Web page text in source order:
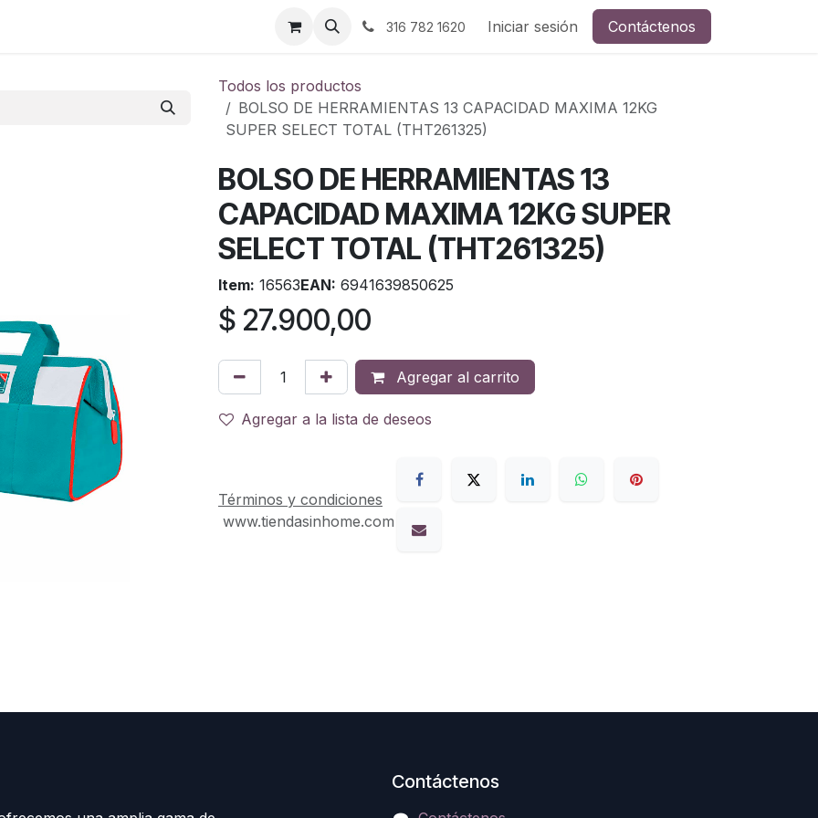
316 782 1620 Iniciar sesión Contáctenos
Todos los productos
BOLSO DE HERRAMIENTAS 13 CAPACIDAD MAXIMA 12KG
SUPER SELECT TOTAL (THT261325)
BOLSO DE HERRAMIENTAS 13
CAPACIDAD MAXIMA 12KG SUPER
SELECT TOTAL (THT261325)
Item: 16563EAN: 6941639850625
$ 27.900,00
Agregar al carrito
Agregar a la lista de deseos
Términos y condiciones
www.tiendasinhome.com
Contáctenos